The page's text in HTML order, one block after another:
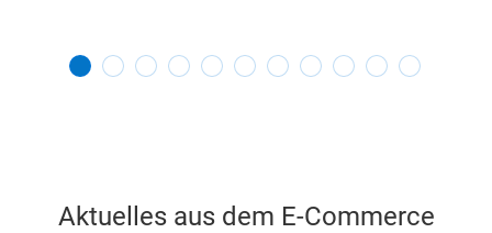
Aktuelles aus dem E-Commerce